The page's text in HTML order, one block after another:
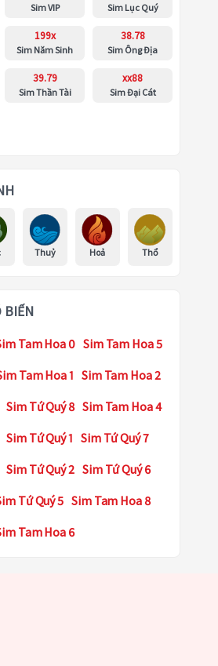
Sim VIP Sim Lục Quý
199x
Sim Năm Sinh
38.78
Sim Ông Địa
39.79
Sim Thần Tài
xx88
Sim Đại Cát
Thuỷ Hoả Thổ
BIẾN
Tam Hoa 0 Sim Tam Hoa 5
Tam Hoa 1 Sim Tam Hoa 2
Sim Tứ Quý 8 Sim Tam Hoa 4
Sim Tứ Quý 1 Sim Tứ Quý 7
Sim Tứ Quý 2 Sim Tứ Quý 6
Tứ Quý 5 Sim Tam Hoa 8
Tam Hoa 6